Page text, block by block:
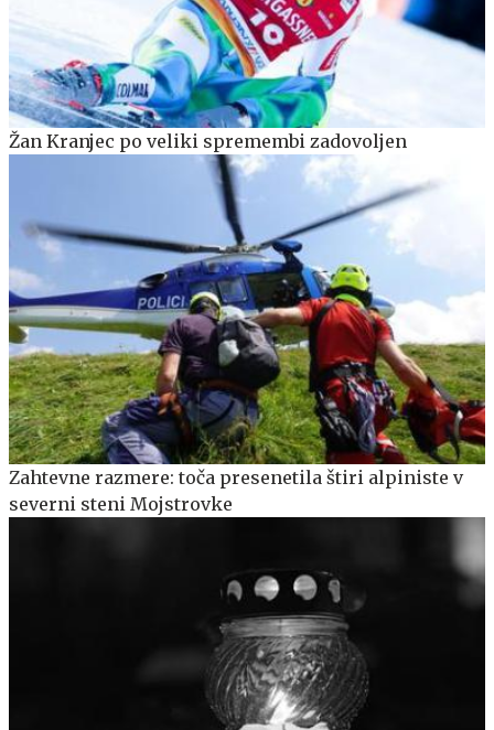
Žan Kranjec po veliki spremembi zadovoljen
Zahtevne razmere: toča presenetila štiri alpiniste v
severni steni Mojstrovke